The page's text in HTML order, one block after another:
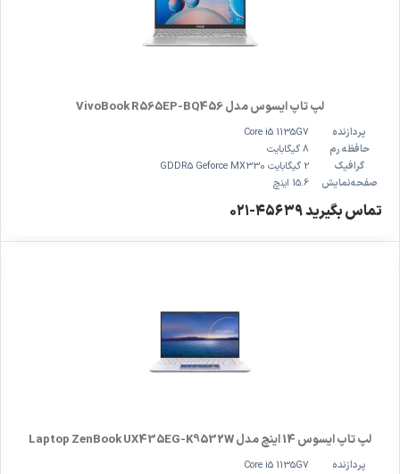
لپ تاپ ایسوس مدل VivoBook R565EP-BQ456
پردازنده
Core i5 1135G7
حافظه رم
8 گیگابایت
گرافیک
2 گیگابایت GDDR5 Geforce MX330
صفحه‌نمایش
15.6 اینچ
تماس بگیرید ۴۵۶۳۹-۰۲۱
لپ تاپ ایسوس 14 اینچ مدل Laptop ZenBook UX435EG-K9532W
پردازنده
Core i5 1135G7